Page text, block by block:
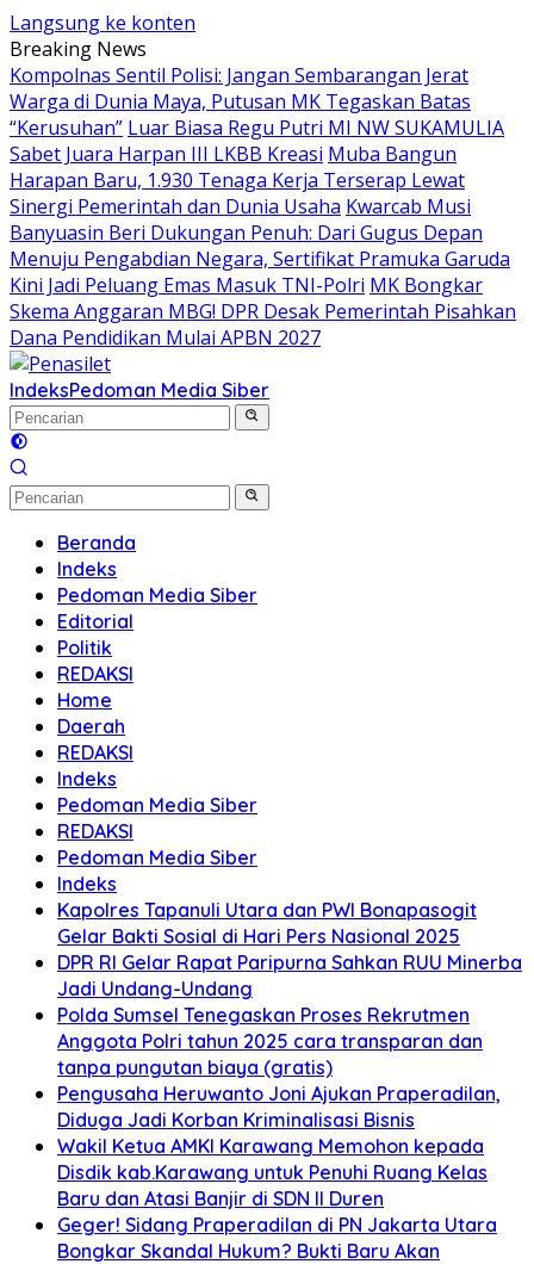
Langsung ke konten
Breaking News
Kompolnas Sentil Polisi: Jangan Sembarangan Jerat
Warga di Dunia Maya, Putusan MK Tegaskan Batas
“Kerusuhan” Luar Biasa Regu Putri MI NW SUKAMULIA
Sabet Juara Harpan III LKBB Kreasi Muba Bangun
Harapan Baru, 1.930 Tenaga Kerja Terserap Lewat
Sinergi Pemerintah dan Dunia Usaha Kwarcab Musi
Banyuasin Beri Dukungan Penuh: Dari Gugus Depan
Menuju Pengabdian Negara, Sertifikat Pramuka Garuda
Kini Jadi Peluang Emas Masuk TNI-Polri MK Bongkar
Skema Anggaran MBG! DPR Desak Pemerintah Pisahkan
Dana Pendidikan Mulai APBN 2027
IndeksPedoman Media Siber
Beranda
Indeks
Pedoman Media Siber
Editorial
Politik
REDAKSI
Home
Daerah
REDAKSI
Indeks
Pedoman Media Siber
REDAKSI
Pedoman Media Siber
Indeks
Kapolres Tapanuli Utara dan PWI Bonapasogit
Gelar Bakti Sosial di Hari Pers Nasional 2025
DPR RI Gelar Rapat Paripurna Sahkan RUU Minerba
Jadi Undang-Undang
Polda Sumsel Tenegaskan Proses Rekrutmen
Anggota Polri tahun 2025 cara transparan dan
tanpa pungutan biaya (gratis)
Pengusaha Heruwanto Joni Ajukan Praperadilan,
Diduga Jadi Korban Kriminalisasi Bisnis
Wakil Ketua AMKI Karawang Memohon kepada
Disdik kab.Karawang untuk Penuhi Ruang Kelas
Baru dan Atasi Banjir di SDN II Duren
Geger! Sidang Praperadilan di PN Jakarta Utara
Bongkar Skandal Hukum? Bukti Baru Akan